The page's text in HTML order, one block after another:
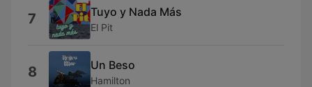
7 Tuyo y Nada Más
El Pit
8 Un Beso
Hamilton